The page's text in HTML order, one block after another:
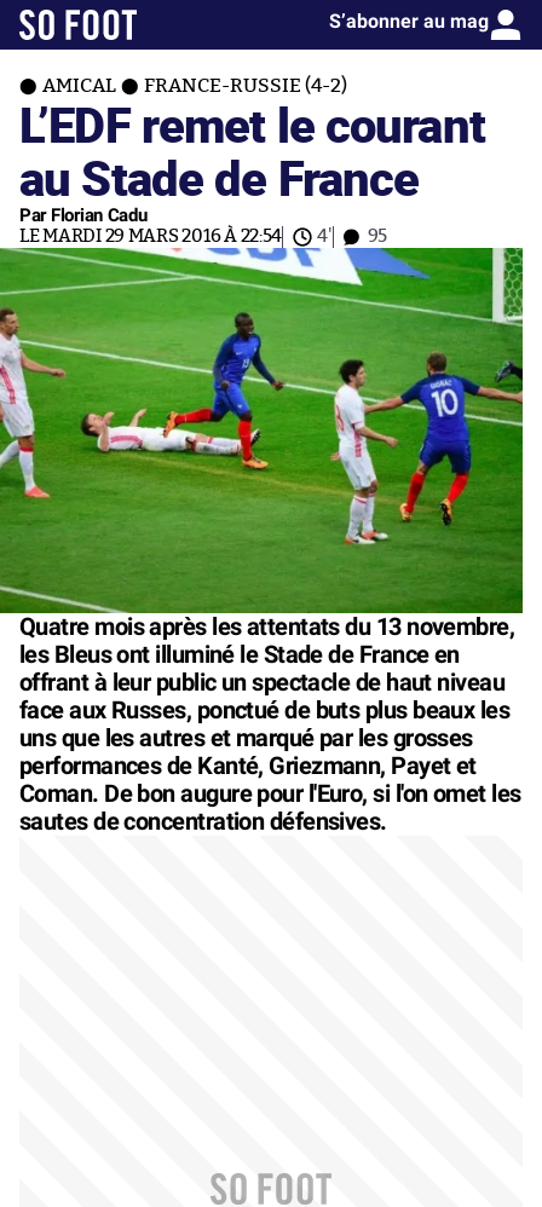
S’abonner au mag
AMICAL FRANCE-RUSSIE (4-2)
L’EDF remet le courant
au Stade de France
Par Florian Cadu
LE MARDI 29 MARS 2016 À 22:54 4' 95
Quatre mois après les attentats du 13 novembre,
les Bleus ont illuminé le Stade de France en
offrant à leur public un spectacle de haut niveau
face aux Russes, ponctué de buts plus beaux les
uns que les autres et marqué par les grosses
performances de Kanté, Griezmann, Payet et
Coman. De bon augure pour l'Euro, si l'on omet les
sautes de concentration défensives.